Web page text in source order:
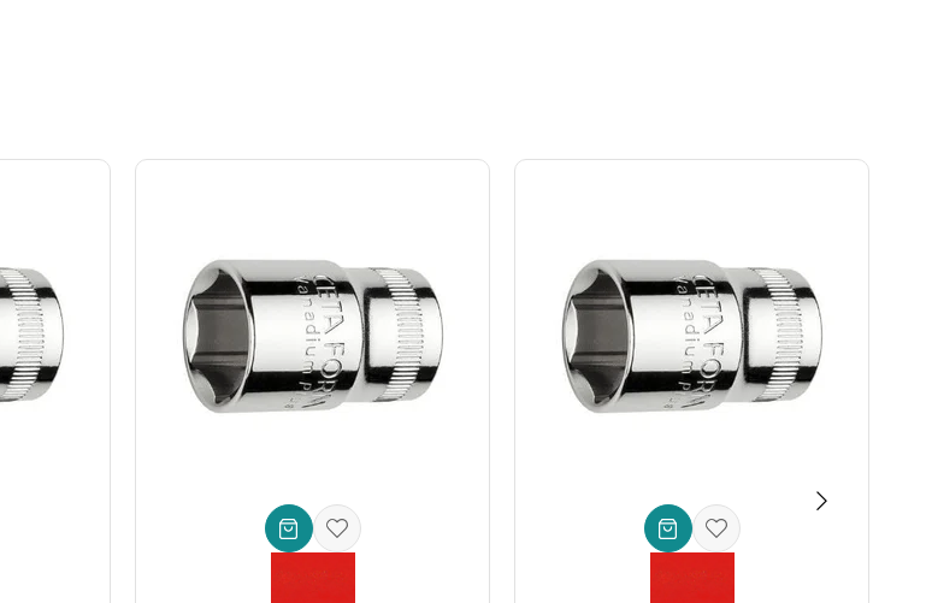
çok küçük açılarda bile kafa dönüşü sağlar. Bu özellik, özellikle dar ve kısıtlı alanlarda çalışırken
ihtiyacınızı karşılar.
için idealdir.
ve hız sunar.
yapısıyla paslanmaya ve aşınmaya karşı dirençlidir, uzun yıllar sorunsuz bir kullanım vaat eder. Hemen
taşıyın!